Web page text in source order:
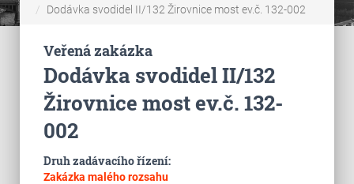
Dodávka svodidel II/132 Žirovnice most ev.č. 132-002
Veřená zakázka
Dodávka svodidel II/132
Žirovnice most ev.č. 132-
002
Druh zadávacího řízení:
Zakázka malého rozsahu